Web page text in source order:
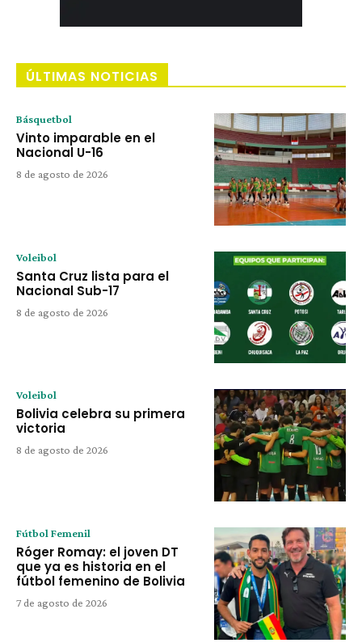
ÚLTIMAS NOTICIAS
Básquetbol
Vinto imparable en el
Nacional U-16
8 de agosto de 2026
Voleibol
Santa Cruz lista para el
Nacional Sub-17
8 de agosto de 2026
Voleibol
Bolivia celebra su primera
victoria
8 de agosto de 2026
Fútbol Femenil
Róger Romay: el joven DT
que ya es historia en el
fútbol femenino de Bolivia
7 de agosto de 2026